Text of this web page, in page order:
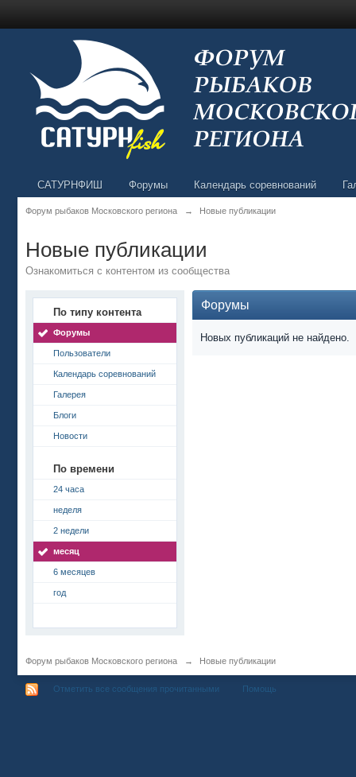
САТУРНФИШ Форумы Календарь соревнований
Форум рыбаков Московского региона → Новые публикации
Новые публикации
Ознакомиться с контентом из сообщества
По типу контента
Форумы
Пользователи
Календарь соревнований
Галерея
Блоги
Новости
По времени
24 часа
неделя
2 недели
месяц
6 месяцев
год
Форумы
Новых публикаций не найдено.
Форум рыбаков Московского региона → Новые публикации
Отметить все сообщения прочитанными Помощь